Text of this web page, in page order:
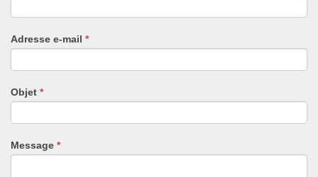
Adresse e-mail *
Objet *
Message *
êtes
humain,
remplissez
ce